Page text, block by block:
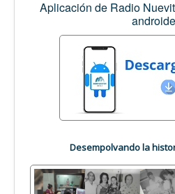
Aplicación de Radio
Desempolvando la